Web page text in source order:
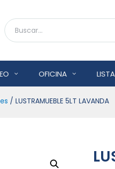
OFICINA
/ LUSTRAMUEBLE 5LT LAVANDA